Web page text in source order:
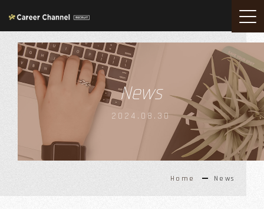
News
2024.08.30
Home News